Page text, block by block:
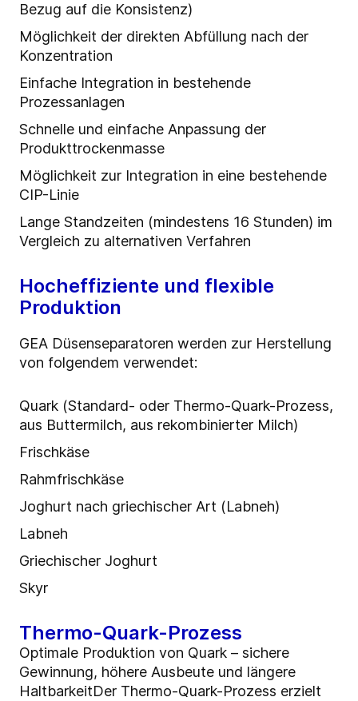
Bezug auf die Konsistenz)
Möglichkeit der direkten Abfüllung nach der
Konzentration
Einfache Integration in bestehende
Prozessanlagen
Schnelle und einfache Anpassung der
Produkttrockenmasse
Möglichkeit zur Integration in eine bestehende
CIP-Linie
Lange Standzeiten (mindestens 16 Stunden) im
Vergleich zu alternativen Verfahren
Hocheffiziente und flexible
Produktion
GEA Düsenseparatoren werden zur Herstellung
von folgendem verwendet:
Quark (Standard- oder Thermo-Quark-Prozess,
aus Buttermilch, aus rekombinierter Milch)
Frischkäse
Rahmfrischkäse
Joghurt nach griechischer Art (Labneh)
Labneh
Griechischer Joghurt
Skyr
Thermo-Quark-Prozess
Optimale Produktion von Quark – sichere
Gewinnung, höhere Ausbeute und längere
HaltbarkeitDer Thermo-Quark-Prozess erzielt